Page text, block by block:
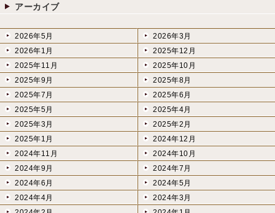
アーカイブ
2026年5月
2026年3月
2026年1月
2025年12月
2025年11月
2025年10月
2025年9月
2025年8月
2025年7月
2025年6月
2025年5月
2025年4月
2025年3月
2025年2月
2025年1月
2024年12月
2024年11月
2024年10月
2024年9月
2024年7月
2024年6月
2024年5月
2024年4月
2024年3月